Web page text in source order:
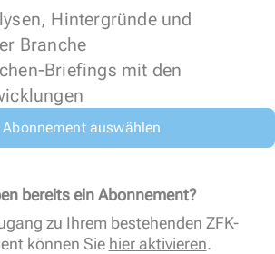
Hintergründe und
Branche
Briefings mit den
Abonnement auswählen
bereits ein Abonnement?
zu Ihrem bestehenden ZFK-
können Sie hier aktivieren.